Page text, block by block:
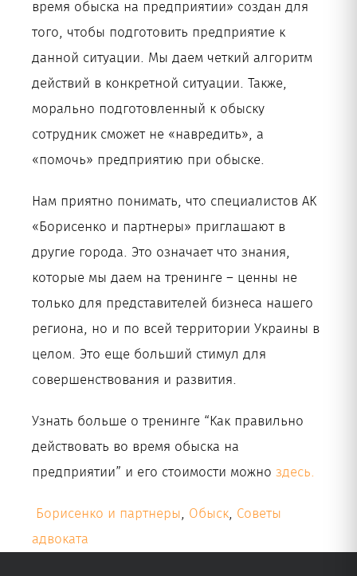
время обыска на предприятии» создан для
того, чтобы подготовить предприятие к
данной ситуации. Мы даем четкий алгоритм
действий в конкретной ситуации. Также,
морально подготовленный к обыску
сотрудник сможет не «навредить», а
«помочь» предприятию при обыске.
Нам приятно понимать, что специалистов АК
«Борисенко и партнеры» приглашают в
другие города. Это означает что знания,
которые мы даем на тренинге – ценны не
только для представителей бизнеса нашего
региона, но и по всей территории Украины в
целом. Это еще больший стимул для
совершенствования и развития.
Узнать больше о тренинге “Как правильно
действовать во время обыска на
предприятии” и его стоимости можно здесь.
Борисенко и партнеры, Обыск, Советы
адвоката